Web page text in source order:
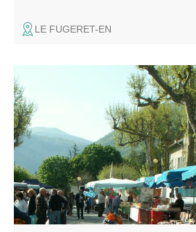
LE FUGERET-EN
Under its plane trees, the market
producers and retailers all year
among the stalls for a moment of
conviviality.